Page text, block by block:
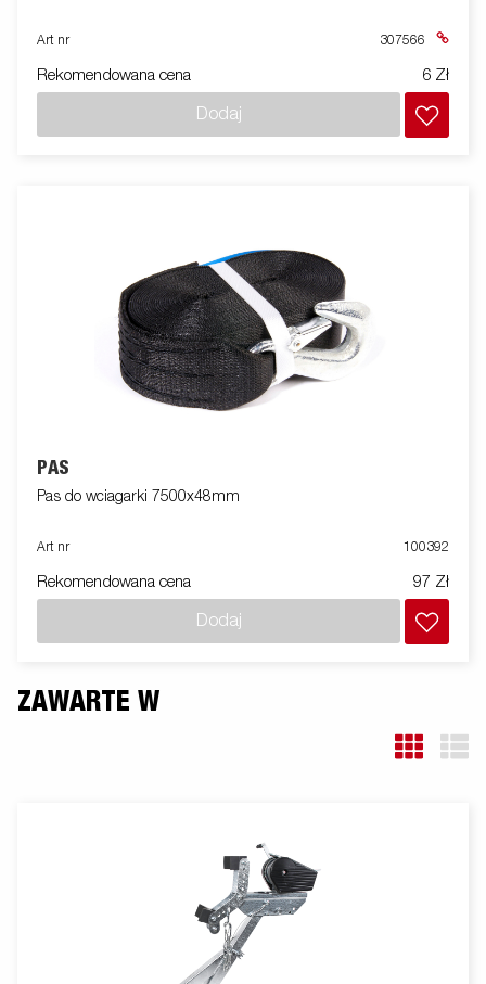
Art nr 307566
Rekomendowana cena 6 Zł
Dodaj
PAS
Pas do wciagarki 7500x48mm
Art nr 100392
Rekomendowana cena 97 Zł
Dodaj
ZAWARTE W